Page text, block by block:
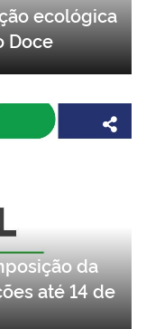
ecológica
Doce
da
até 14 de